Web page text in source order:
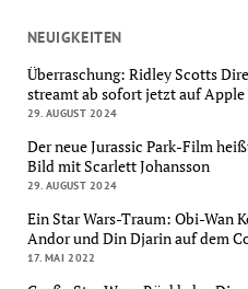
NEUIGKEITEN
Überraschung: Ridley Scotts
streamt ab sofort jetzt auf Apple
29. AUGUST 2024
Der neue Jurassic Park-Film
Bild mit Scarlett Johansson
29. AUGUST 2024
Ein Star Wars-Traum: Obi-Wan
Andor und Din Djarin auf dem
17. MAI 2022